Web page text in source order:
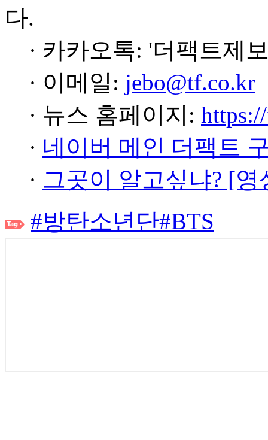
다.
· 카카오톡: '더팩트제
· 이메일: jebo@tf.co.kr
· 뉴스 홈페이지:
· 네이버 메인 더팩트
· 그곳이 알고싶냐? [
#방탄소년단#BTS